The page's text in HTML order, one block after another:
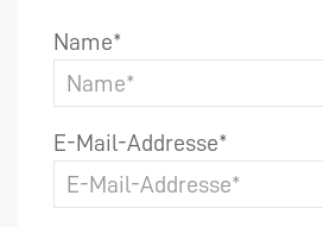
Name*
E-Mail-Addresse*